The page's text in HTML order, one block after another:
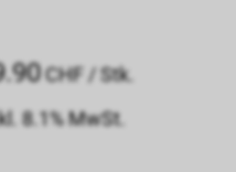
CHF / Stk.
8.1% MwSt.